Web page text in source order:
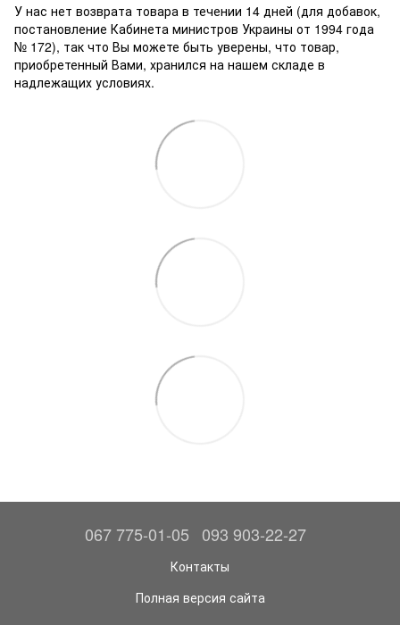
У нас нет возврата товара в течении 14 дней (для добавок,
постановление Кабинета министров Украины от 1994 года
№ 172), так что Вы можете быть уверены, что товар,
приобретенный Вами, хранился на нашем складе в
надлежащих условиях.
067 775-01-05 093 903-22-27
Контакты
Полная версия сайта